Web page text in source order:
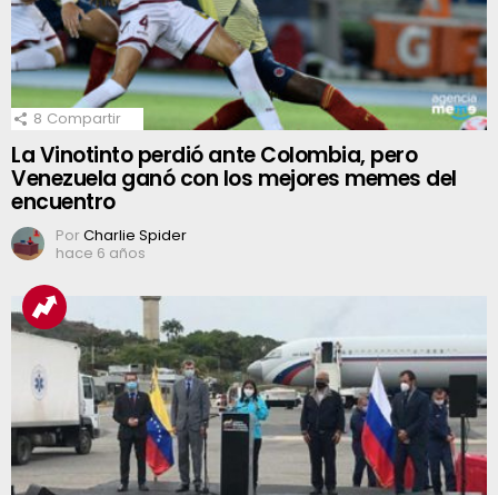
8 Compartir
La Vinotinto perdió ante Colombia, pero
Venezuela ganó con los mejores memes del
encuentro
PorCharlie Spider
hace 6 años